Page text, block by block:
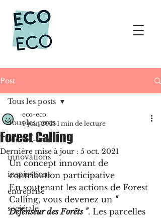
Post
Tous les posts
rendez-vous
innovations
inspirations
entreprise
sociétale
Tous les posts
Forest Calling
eco-eco
9 juin 2021 1 min de lecture
Dernière mise à jour : 5 oct. 2021
Un concept innovant de
contribution participative
En soutenant les actions de Forest
Calling, vous devenez un "
Défenseur des Forêts ". Les parcelles